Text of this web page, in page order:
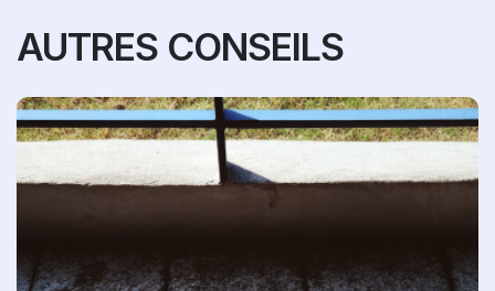
AUTRES CONSEILS